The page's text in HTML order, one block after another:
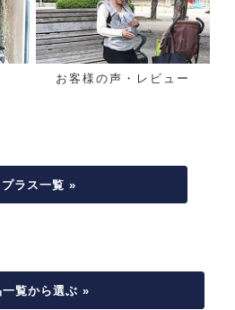
お客様の声・レビュー
プラス一覧 »
一覧から選ぶ »